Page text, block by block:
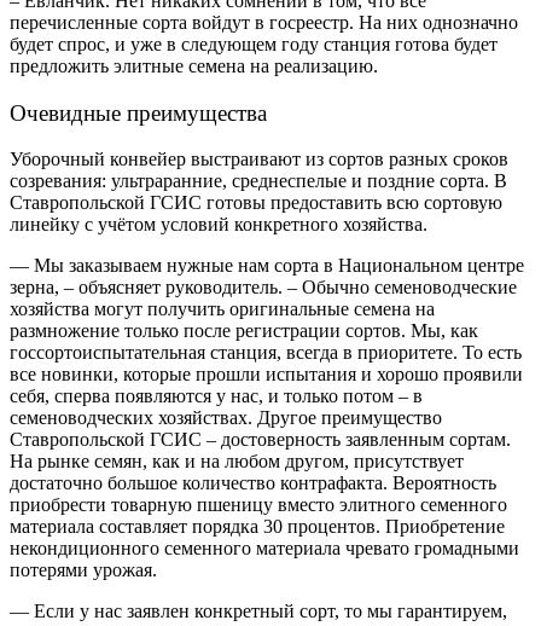
перечисленные сорта вой­дут в госреестр. На них однозначно
будет спрос, и уже в следую­щем году станция готова будет
предложить элитные семена на реализацию.
Очевидные преимущества
Уборочный конвейер выстраивают из сортов разных сроков
созревания: ультраранние, среднеспелые и поздние сорта. В
Ставропольской ГСИС готовы предоставить всю сортовую
линейку с учётом условий конкретного хозяйства.
— Мы заказываем нужные нам сорта в Национальном центре
зерна, – ​объясняет руководитель. – Обычно семеноводческие
хозяйства могут получить оригинальные семена на
размножение только после регистрации сортов. Мы, как
госсортоиспытательная станция, всегда в приоритете. То есть
все новинки, которые прошли испытания и хорошо проявили
себя, сперва появляются у нас, и только потом – в
семеноводческих хозяйствах. Другое преимущество
Ставропольской ГСИС – ​достоверность заявленным сортам.
На рынке семян, как и на любом другом, присутствует
достаточно большое количество контрафакта. Вероятность
приобрести товарную пшеницу вместо элитного семенного
материала составляет порядка 30 процентов. Приобретение
некондиционного семенного материала чревато громадными
потерями урожая.
— Если у нас заявлен конкретный сорт, то мы гарантируем,